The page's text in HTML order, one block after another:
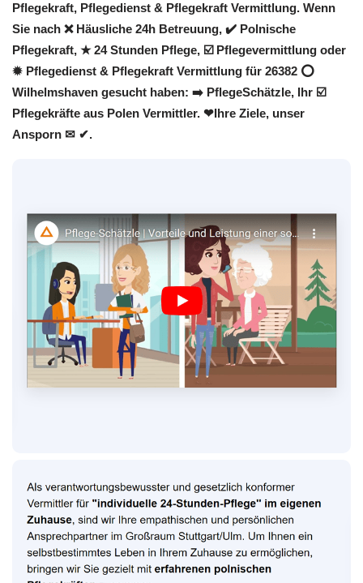
Pflegekraft, Pflegedienst & Pflegekraft Vermittlung. Wenn
Sie nach ❌ Häusliche 24h Betreuung, ✔️ Polnische
Pflegekraft, ★ 24 Stunden Pflege, ☑️ Pflegevermittlung oder
✹ Pflegedienst & Pflegekraft Vermittlung für 26382 ⭕
Wilhelmshaven gesucht haben: ➡️ PflegeSchätzle, Ihr ☑️
Pflegekräfte aus Polen Vermittler. ❤Ihre Ziele, unser
Ansporn ✉ ✔.